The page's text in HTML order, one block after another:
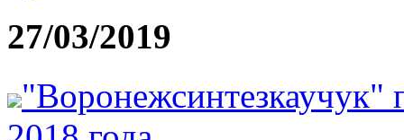
27/03/2019
"Воронежсинтезкаучук"